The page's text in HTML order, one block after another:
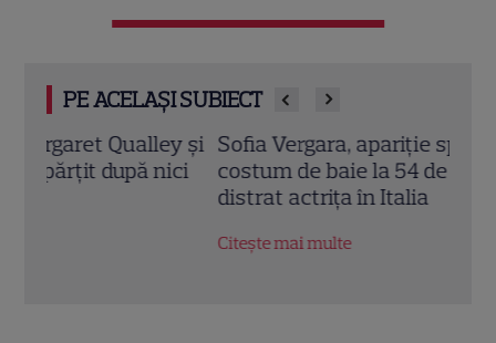
PE ACELAȘI SUBIECT
Sofia Vergara, apariție spectaculoasă în
costum de baie la 54 de ani. Cum s-a
distrat actrița în Italia